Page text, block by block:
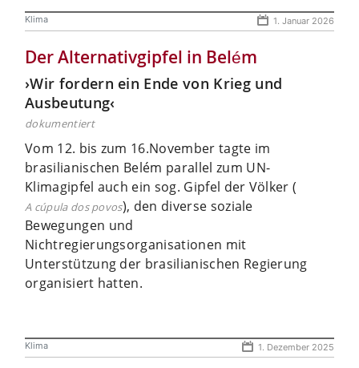
Klima 1. Januar 2026
Der Alternativgipfel in Belém
›Wir fordern ein Ende von Krieg und
Ausbeutung‹
dokumentiert
Vom 12. bis zum 16.November tagte im
brasilianischen Belém parallel zum UN-
Klimagipfel auch ein sog. Gipfel der Völker (
A cúpula dos povos), den diverse soziale
Bewegungen und
Nichtregierungsorganisationen mit
Unterstützung der brasilianischen Regierung
organisiert hatten.
Klima 1. Dezember 2025